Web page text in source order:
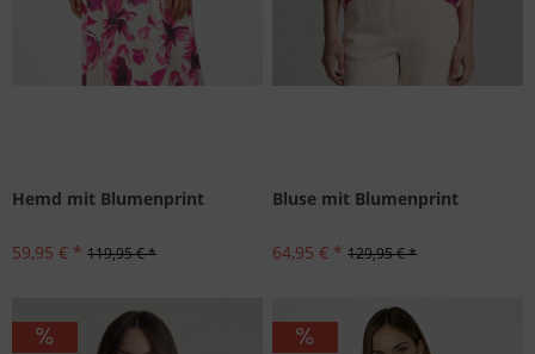
Hemd mit Blumenprint
59,95 € * 119,95 € *
Bluse mit Blumenprint
64,95 € * 129,95 € *